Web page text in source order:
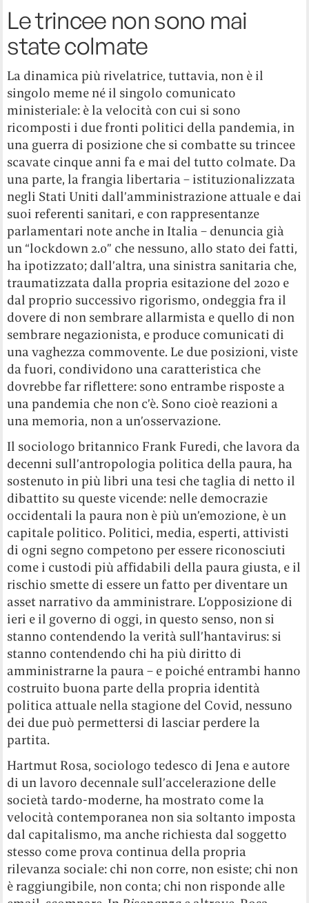
Le trincee non sono mai
state colmate
La dinamica più rivelatrice, tuttavia, non è il
singolo meme né il singolo comunicato
ministeriale: è la velocità con cui si sono
ricomposti i due fronti politici della pandemia, in
una guerra di posizione che si combatte su trincee
scavate cinque anni fa e mai del tutto colmate. Da
una parte, la frangia libertaria – istituzionalizzata
negli Stati Uniti dall’amministrazione attuale e dai
suoi referenti sanitari, e con rappresentanze
parlamentari note anche in Italia – denuncia già
un “lockdown 2.0” che nessuno, allo stato dei fatti,
ha ipotizzato; dall’altra, una sinistra sanitaria che,
traumatizzata dalla propria esitazione del 2020 e
dal proprio successivo rigorismo, ondeggia fra il
dovere di non sembrare allarmista e quello di non
sembrare negazionista, e produce comunicati di
una vaghezza commovente. Le due posizioni, viste
da fuori, condividono una caratteristica che
dovrebbe far riflettere: sono entrambe risposte a
una pandemia che non c’è. Sono cioè reazioni a
una memoria, non a un’osservazione.
Il sociologo britannico Frank Furedi, che lavora da
decenni sull’antropologia politica della paura, ha
sostenuto in più libri una tesi che taglia di netto il
dibattito su queste vicende: nelle democrazie
occidentali la paura non è più un’emozione, è un
capitale politico. Politici, media, esperti, attivisti
di ogni segno competono per essere riconosciuti
come i custodi più affidabili della paura giusta, e il
rischio smette di essere un fatto per diventare un
asset narrativo da amministrare. L’opposizione di
ieri e il governo di oggi, in questo senso, non si
stanno contendendo la verità sull’hantavirus: si
stanno contendendo chi ha più diritto di
amministrarne la paura – e poiché entrambi hanno
costruito buona parte della propria identità
politica attuale nella stagione del Covid, nessuno
dei due può permettersi di lasciar perdere la
partita.
Hartmut Rosa, sociologo tedesco di Jena e autore
di un lavoro decennale sull’accelerazione delle
società tardo-moderne, ha mostrato come la
velocità contemporanea non sia soltanto imposta
dal capitalismo, ma anche richiesta dal soggetto
stesso come prova continua della propria
rilevanza sociale: chi non corre, non esiste; chi non
è raggiungibile, non conta; chi non risponde alle